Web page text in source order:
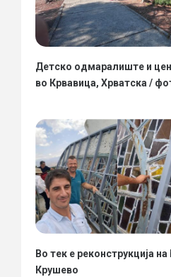
Детско одмаралиште и
во Крвавица, Хрватска /
Во тек е реконструкција
Крушево